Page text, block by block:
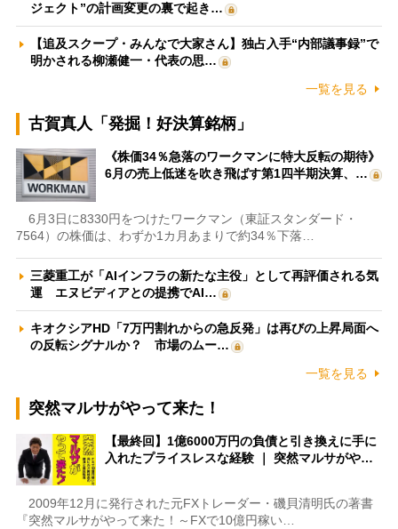
ジェクト”の計画変更の裏で起き…
【追及スクープ・みんなで大家さん】独占入手“内部議事録”で
明かされる柳瀬健一・代表の思…
一覧を見る
古賀真人「発掘！好決算銘柄」
《株価34％急落のワークマンに特大反転の期待》
6月の売上低迷を吹き飛ばす第1四半期決算、…
6月3日に8330円をつけたワークマン（東証スタンダード・
7564）の株価は、わずか1カ月あまりで約34％下落…
三菱重工が「AIインフラの新たな主役」として再評価される気
運 エヌビディアとの提携でAI…
キオクシアHD「7万円割れからの急反発」は再びの上昇局面へ
の反転シグナルか？ 市場のムー…
一覧を見る
突然マルサがやって来た！
【最終回】1億6000万円の負債と引き換えに手に
入れたプライスレスな経験 ｜ 突然マルサがや…
2009年12月に発行された元FXトレーダー・磯貝清明氏の著書
『突然マルサがやって来た！～FXで10億円稼い…